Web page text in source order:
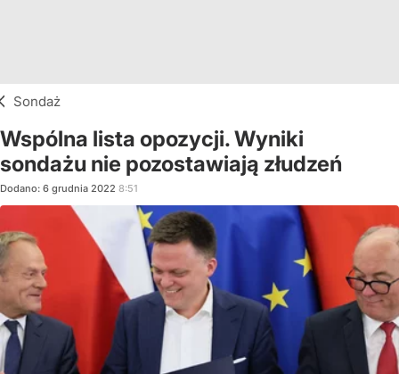
Sondaż
Wspólna lista opozycji. Wyniki
sondażu nie pozostawiają złudzeń
Dodano: 6 grudnia 2022 8:51